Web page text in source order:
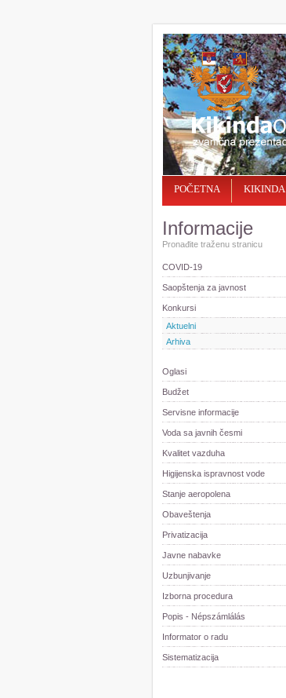
POČETNA KIKINDA
Informacije
Pronađite traženu stranicu
COVID-19
Saopštenja za javnost
Konkursi
Aktuelni
Arhiva
Oglasi
Budžet
Servisne informacije
Voda sa javnih česmi
Kvalitet vazduha
Higijenska ispravnost vode
Stanje aeropolena
Obaveštenja
Privatizacija
Javne nabavke
Uzbunjivanje
Izborna procedura
Popis - Népszámlálás
Informator o radu
Sistematizacija